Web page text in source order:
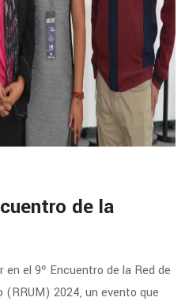
de la
el 9º Encuentro de la Red de
(RRUM) 2024, un evento que